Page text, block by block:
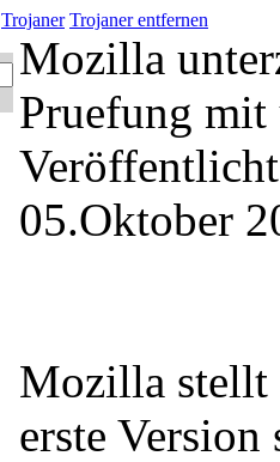
Trojaner Trojaner entfernen
Mozilla
Pruefung mit
05.Oktober
Mozilla stellt
erste Version